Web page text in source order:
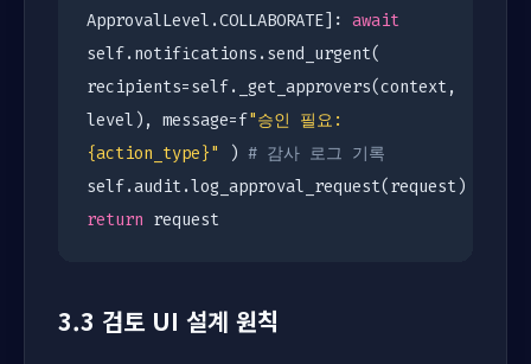
ApprovalLevel.COLLABORATE]: await
self.notifications.send_urgent(
recipients=self._get_approvers(context,
level), message=f"승인 필요:
{action_type}"
) # 감사 로그 기록
self.audit.log_approval_request(request)
return request
3.3 검토 UI 설계 원칙